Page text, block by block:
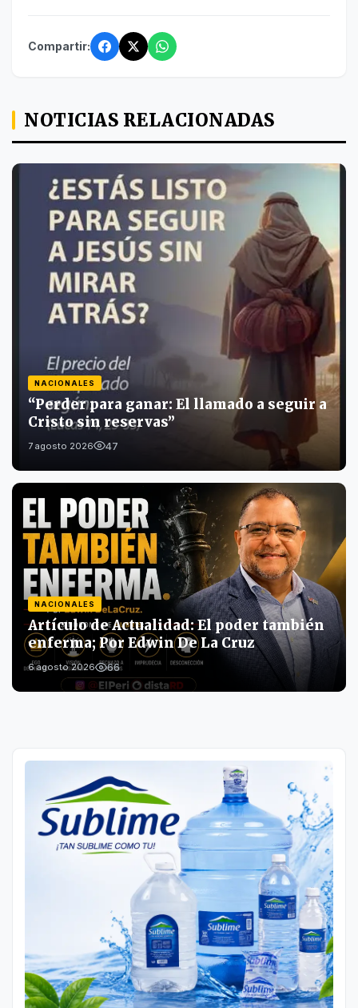
Compartir:
NOTICIAS RELACIONADAS
NACIONALES
“Perder para ganar: El llamado a seguir a
Cristo sin reservas”
7 agosto 2026 47
NACIONALES
Artículo de Actualidad: El poder también
enferma; Por Edwin De La Cruz
6 agosto 2026 66